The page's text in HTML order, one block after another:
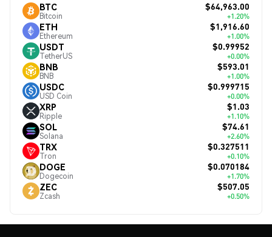
BTC
Bitcoin
$64,963.00
+1.20%
ETH
Ethereum
$1,916.60
+1.00%
USDT
TetherUS
$0.99952
+0.00%
BNB
BNB
$593.01
+1.00%
USDC
USD Coin
$0.999715
+0.00%
XRP
Ripple
$1.03
+1.10%
SOL
Solana
$74.61
+2.60%
TRX
Tron
$0.327511
+0.10%
DOGE
Dogecoin
$0.070184
+1.70%
ZEC
Zcash
$507.05
+0.50%